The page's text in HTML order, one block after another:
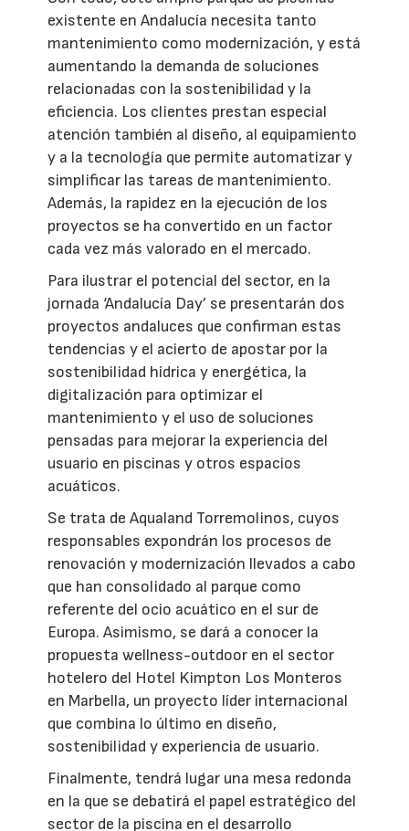
existente en Andalucía necesita tanto
mantenimiento como modernización, y está
aumentando la demanda de soluciones
relacionadas con la sostenibilidad y la
eficiencia. Los clientes prestan especial
atención también al diseño, al equipamiento
y a la tecnología que permite automatizar y
simplificar las tareas de mantenimiento.
Además, la rapidez en la ejecución de los
proyectos se ha convertido en un factor
cada vez más valorado en el mercado.
Para ilustrar el potencial del sector, en la
jornada ‘Andalucía Day’ se presentarán dos
proyectos andaluces que confirman estas
tendencias y el acierto de apostar por la
sostenibilidad hídrica y energética, la
digitalización para optimizar el
mantenimiento y el uso de soluciones
pensadas para mejorar la experiencia del
usuario en piscinas y otros espacios
acuáticos.
Se trata de Aqualand Torremolinos, cuyos
responsables expondrán los procesos de
renovación y modernización llevados a cabo
que han consolidado al parque como
referente del ocio acuático en el sur de
Europa. Asimismo, se dará a conocer la
propuesta wellness-outdoor en el sector
hotelero del Hotel Kimpton Los Monteros
en Marbella, un proyecto líder internacional
que combina lo último en diseño,
sostenibilidad y experiencia de usuario.
Finalmente, tendrá lugar una mesa redonda
en la que se debatirá el papel estratégico del
sector de la piscina en el desarrollo